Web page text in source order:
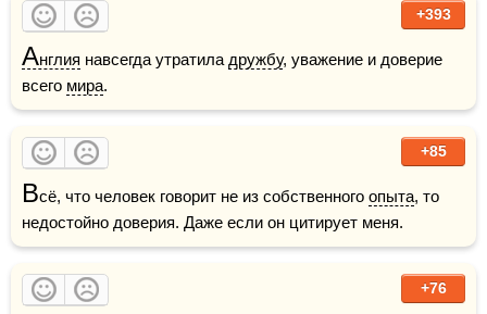
+393
Англия навсегда утратила дружбу, уважение и доверие
всего мира.
+85
Всё, что человек говорит не из собственного опыта, то
недостойно доверия. Даже если он цитирует меня.
+76